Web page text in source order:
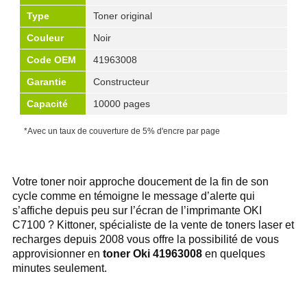
Type
Toner original
Couleur
Noir
Code OEM
41963008
Garantie
Constructeur
Capacité
10000 pages
*Avec un taux de couverture de 5% d'encre par page
Votre toner noir approche doucement de la fin de son
cycle comme en témoigne le message d’alerte qui
s’affiche depuis peu sur l’écran de l’imprimante OKI
C7100 ? Kittoner, spécialiste de la vente de toners laser et
recharges depuis 2008 vous offre la possibilité de vous
approvisionner en toner Oki 41963008 en quelques
minutes seulement.